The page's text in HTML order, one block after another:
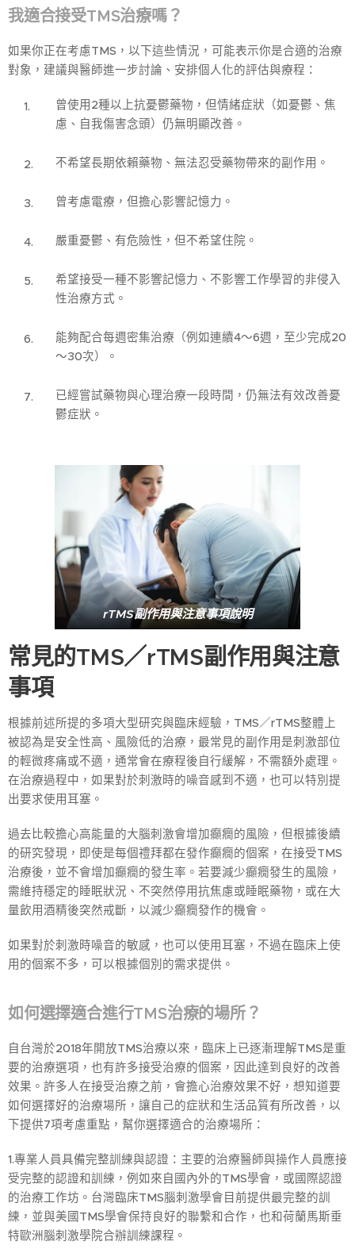
我適合接受TMS治療嗎？
如果你正在考慮TMS，以下這些情況，可能表示你是合適的治療
對象，建議與醫師進一步討論、安排個人化的評估與療程：
曾使用2種以上抗憂鬱藥物，但情緒症狀（如憂鬱、焦
慮、自我傷害念頭）仍無明顯改善。
不希望長期依賴藥物、無法忍受藥物帶來的副作用。
曾考慮電療，但擔心影響記憶力。
嚴重憂鬱、有危險性，但不希望住院。
希望接受一種不影響記憶力、不影響工作學習的非侵入
性治療方式。
能夠配合每週密集治療（例如連續4～6週，至少完成20
～30次）。
已經嘗試藥物與心理治療一段時間，仍無法有效改善憂
鬱症狀。
rTMS副作用與注意事項說明
常見的TMS／rTMS副作用與注意
事項
根據前述所提的多項大型研究與臨床經驗，TMS／rTMS整體上
被認為是安全性高、風險低的治療，最常見的副作用是刺激部位
的輕微疼痛或不適，通常會在療程後自行緩解，不需額外處理。
在治療過程中，如果對於刺激時的噪音感到不適，也可以特別提
出要求使用耳塞。
過去比較擔心高能量的大腦刺激會增加癲癇的風險，但根據後續
的研究發現，即使是每個禮拜都在發作癲癇的個案，在接受TMS
治療後，並不會增加癲癇的發生率。若要減少癲癇發生的風險，
需維持穩定的睡眠狀況、不突然停用抗焦慮或睡眠藥物，或在大
量飲用酒精後突然戒斷，以減少癲癇發作的機會。
如果對於刺激時噪音的敏感，也可以使用耳塞，不過在臨床上使
用的個案不多，可以根據個別的需求提供。
如何選擇適合進行TMS治療的場所？
自台灣於2018年開放TMS治療以來，臨床上已逐漸理解TMS是重
要的治療選項，也有許多接受治療的個案，因此達到良好的改善
效果。許多人在接受治療之前，會擔心治療效果不好，想知道要
如何選擇好的治療場所，讓自己的症狀和生活品質有所改善，以
下提供7項考慮重點，幫你選擇適合的治療場所：
1.專業人員具備完整訓練與認證：主要的治療醫師與操作人員應接
受完整的認證和訓練，例如來自國內外的TMS學會，或國際認證
的治療工作坊。台灣臨床TMS腦刺激學會目前提供最完整的訓
練，並與美國TMS學會保持良好的聯繫和合作，也和荷蘭馬斯垂
特歐洲腦刺激學院合辦訓練課程。